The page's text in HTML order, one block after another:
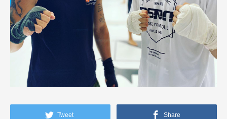
Tweet Share